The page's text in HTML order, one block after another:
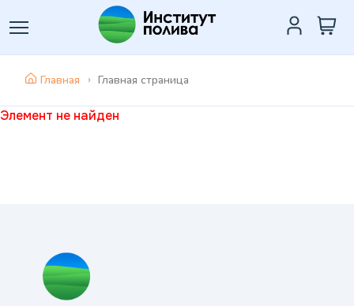
Главная Главная страница
Элемент не найден